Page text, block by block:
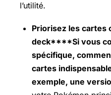
l’utilité.
Priorisez les cartes
deck****Si vous
spécifique,
cartes
exemple, une